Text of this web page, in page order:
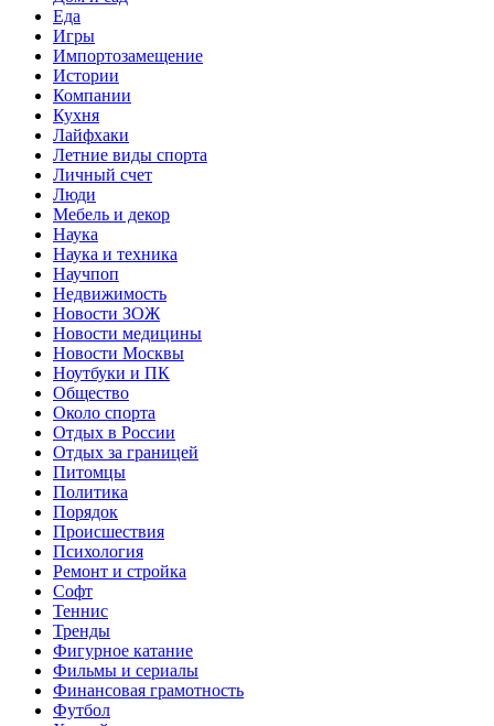
Еда
Игры
Импортозамещение
Истории
Компании
Кухня
Лайфхаки
Летние виды спорта
Личный счет
Люди
Мебель и декор
Наука
Наука и техника
Научпоп
Недвижимость
Новости ЗОЖ
Новости медицины
Новости Москвы
Ноутбуки и ПК
Общество
Около спорта
Отдых в России
Отдых за границей
Питомцы
Политика
Порядок
Происшествия
Психология
Ремонт и стройка
Софт
Теннис
Тренды
Фигурное катание
Фильмы и сериалы
Финансовая грамотность
Футбол